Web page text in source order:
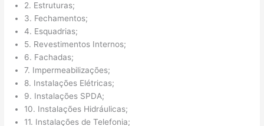
2. Estruturas;
3. Fechamentos;
4. Esquadrias;
5. Revestimentos Internos;
6. Fachadas;
7. Impermeabilizações;
8. Instalações Elétricas;
9. Instalações SPDA;
10. Instalações Hidráulicas;
11. Instalações de Telefonia;